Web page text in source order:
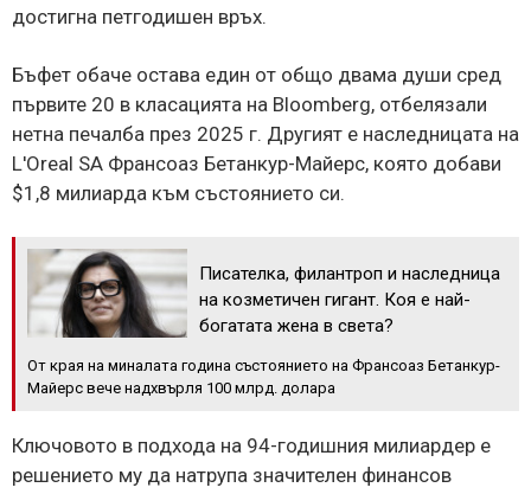
достигна петгодишен връх.
Бъфет обаче остава един от общо двама души сред
първите 20 в класацията на Bloomberg, отбелязали
нетна печалба през 2025 г. Другият е наследницата на
L'Oreal SA Франсоаз Бетанкур-Майерс, която добави
$1,8 милиарда към състоянието си.
Писателка, филантроп и наследница
на козметичен гигант. Коя е най-
богатата жена в света?
От края на миналата година състоянието на Франсоаз Бетанкур-
Майерс вече надхвърля 100 млрд. долара
Ключовото в подхода на 94-годишния милиардер е
решението му да натрупа значителен финансов